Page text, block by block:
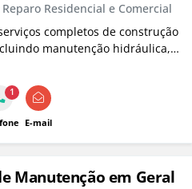
Residencial e Comercial
completos de construção
manutenção hidráulica,
com engenheiro responsável.
está pronta para atender todas
1
E-mail
Manutenção em Geral